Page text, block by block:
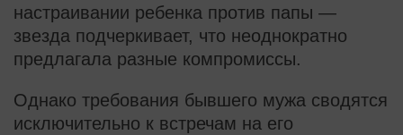
настраивании ребенка против папы —
звезда подчеркивает, что неоднократно
предлагала разные компромиссы.
Однако требования бывшего мужа сводятся
исключительно к встречам на его